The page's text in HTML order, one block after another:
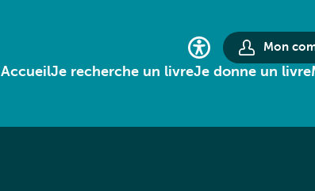
Mon
AccueilJe recherche un livreJe donne un livre